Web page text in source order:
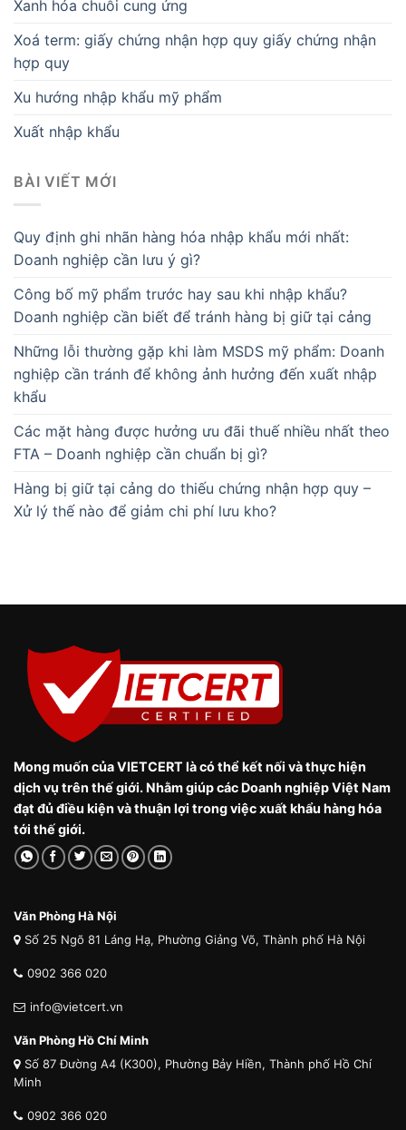
Xanh hóa chuỗi cung ứng
Xoá term: giấy chứng nhận hợp quy giấy chứng nhận
hợp quy
Xu hướng nhập khẩu mỹ phẩm
Xuất nhập khẩu
BÀI VIẾT MỚI
Quy định ghi nhãn hàng hóa nhập khẩu mới nhất:
Doanh nghiệp cần lưu ý gì?
Công bố mỹ phẩm trước hay sau khi nhập khẩu?
Doanh nghiệp cần biết để tránh hàng bị giữ tại cảng
Những lỗi thường gặp khi làm MSDS mỹ phẩm: Doanh
nghiệp cần tránh để không ảnh hưởng đến xuất nhập
khẩu
Các mặt hàng được hưởng ưu đãi thuế nhiều nhất theo
FTA – Doanh nghiệp cần chuẩn bị gì?
Hàng bị giữ tại cảng do thiếu chứng nhận hợp quy –
Xử lý thế nào để giảm chi phí lưu kho?
Mong muốn của VIETCERT là có thể kết nối và thực hiện
dịch vụ trên thế giới. Nhằm giúp các Doanh nghiệp Việt Nam
đạt đủ điều kiện và thuận lợi trong việc xuất khẩu hàng hóa
tới thế giới.
Văn Phòng Hà Nội
Số 25 Ngõ 81 Láng Hạ, Phường Giảng Võ, Thành phố Hà Nội
0902 366 020
info@vietcert.vn
Văn Phòng Hồ Chí Minh
Số 87 Đường A4 (K300), Phường Bảy Hiền, Thành phố Hồ Chí
Minh
0902 366 020